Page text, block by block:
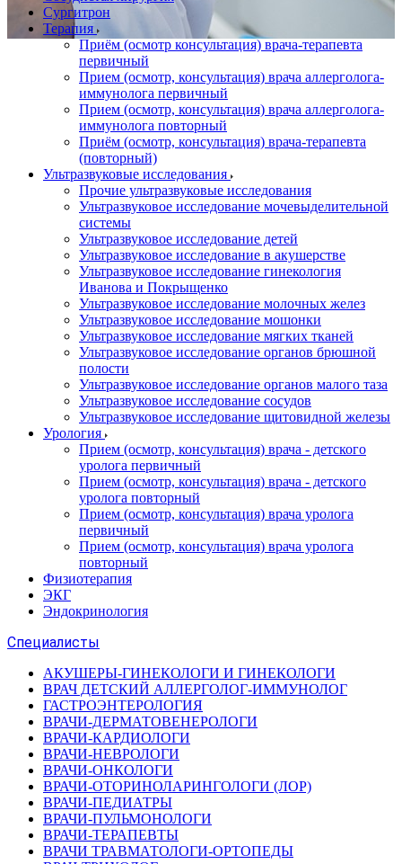
Сургитрон
Терапия
Приём (осмотр консультация) врача-терапевта
первичный
Прием (осмотр, консультация) врача аллерголога-
иммунолога первичный
Прием (осмотр, консультация) врача аллерголога-
иммунолога повторный
Приём (осмотр, консультация) врача-терапевта
(повторный)
Ультразвуковые исследования
Прочие ультразвуковые исследования
Ультразвуковое исследование мочевыделительной
системы
Ультразвуковое исследование детей
Ультразвуковое исследование в акушерстве
Ультразвуковое исследование гинекология
Иванова и Покрыщенко
Ультразвуковое исследование молочных желез
Ультразвуковое исследование мошонки
Ультразвуковое исследование мягких тканей
Ультразвуковое исследование органов брюшной
полости
Ультразвуковое исследование органов малого таза
Ультразвуковое исследование сосудов
Ультразвуковое исследование щитовидной железы
Урология
Прием (осмотр, консультация) врача - детского
уролога первичный
Прием (осмотр, консультация) врача - детского
уролога повторный
Прием (осмотр, консультация) врача уролога
первичный
Прием (осмотр, консультация) врача уролога
повторный
Физиотерапия
ЭКГ
Эндокринология
Специалисты
АКУШЕРЫ-ГИНЕКОЛОГИ И ГИНЕКОЛОГИ
ВРАЧ ДЕТСКИЙ АЛЛЕРГОЛОГ-ИММУНОЛОГ
ГАСТРОЭНТЕРОЛОГИЯ
ВРАЧИ-ДЕРМАТОВЕНЕРОЛОГИ
ВРАЧИ-КАРДИОЛОГИ
ВРАЧИ-НЕВРОЛОГИ
ВРАЧИ-ОНКОЛОГИ
ВРАЧИ-ОТОРИНОЛАРИНГОЛОГИ (ЛОР)
ВРАЧИ-ПЕДИАТРЫ
ВРАЧИ-ПУЛЬМОНОЛОГИ
ВРАЧИ-ТЕРАПЕВТЫ
ВРАЧИ ТРАВМАТОЛОГИ-ОРТОПЕДЫ